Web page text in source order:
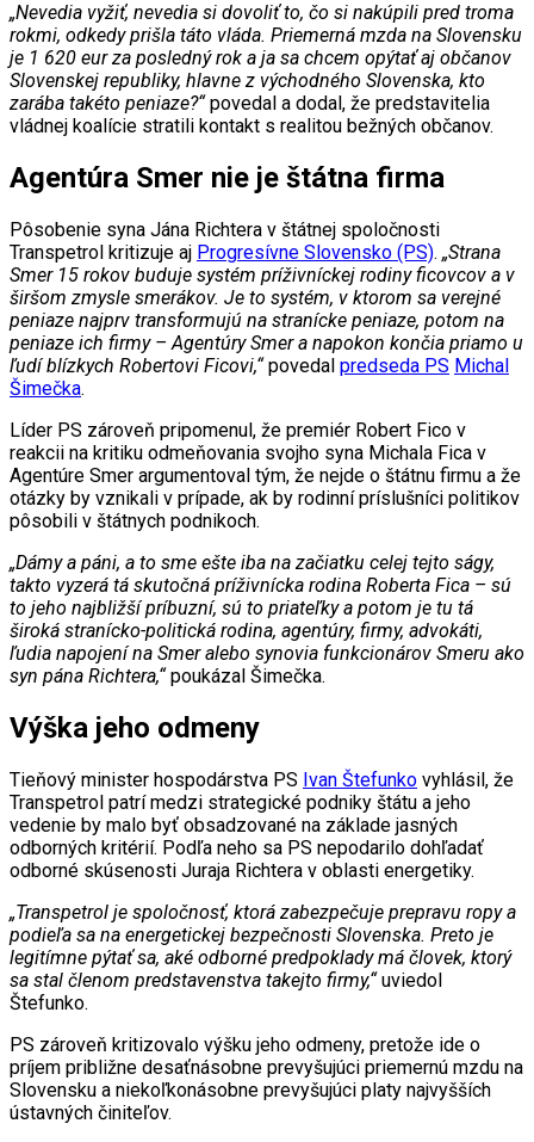
„Nevedia vyžiť, nevedia si dovoliť to, čo si nakúpili pred troma
rokmi, odkedy prišla táto vláda. Priemerná mzda na Slovensku
je 1 620 eur za posledný rok a ja sa chcem opýtať aj občanov
Slovenskej republiky, hlavne z východného Slovenska, kto
zarába takéto peniaze?“ povedal a dodal, že predstavitelia
vládnej koalície stratili kontakt s realitou bežných občanov.
Agentúra Smer nie je štátna firma
Pôsobenie syna Jána Richtera v štátnej spoločnosti
Transpetrol kritizuje aj Progresívne Slovensko (PS). „Strana
Smer 15 rokov buduje systém príživníckej rodiny ficovcov a v
širšom zmysle smerákov. Je to systém, v ktorom sa verejné
peniaze najprv transformujú na stranícke peniaze, potom na
peniaze ich firmy – Agentúry Smer a napokon končia priamo u
ľudí blízkych Robertovi Ficovi,“ povedal predseda PS Michal
Šimečka.
Líder PS zároveň pripomenul, že premiér Robert Fico v
reakcii na kritiku odmeňovania svojho syna Michala Fica v
Agentúre Smer argumentoval tým, že nejde o štátnu firmu a že
otázky by vznikali v prípade, ak by rodinní príslušníci politikov
pôsobili v štátnych podnikoch.
„Dámy a páni, a to sme ešte iba na začiatku celej tejto ságy,
takto vyzerá tá skutočná príživnícka rodina Roberta Fica – sú
to jeho najbližší príbuzní, sú to priateľky a potom je tu tá
široká stranícko-politická rodina, agentúry, firmy, advokáti,
ľudia napojení na Smer alebo synovia funkcionárov Smeru ako
syn pána Richtera,“ poukázal Šimečka.
Výška jeho odmeny
Tieňový minister hospodárstva PS Ivan Štefunko vyhlásil, že
Transpetrol patrí medzi strategické podniky štátu a jeho
vedenie by malo byť obsadzované na základe jasných
odborných kritérií. Podľa neho sa PS nepodarilo dohľadať
odborné skúsenosti Juraja Richtera v oblasti energetiky.
„Transpetrol je spoločnosť, ktorá zabezpečuje prepravu ropy a
podieľa sa na energetickej bezpečnosti Slovenska. Preto je
legitímne pýtať sa, aké odborné predpoklady má človek, ktorý
sa stal členom predstavenstva takejto firmy,“uviedol
Štefunko.
PS zároveň kritizovalo výšku jeho odmeny, pretože ide o
príjem približne desaťnásobne prevyšujúci priemernú mzdu na
Slovensku a niekoľkonásobne prevyšujúci platy najvyšších
ústavných činiteľov.